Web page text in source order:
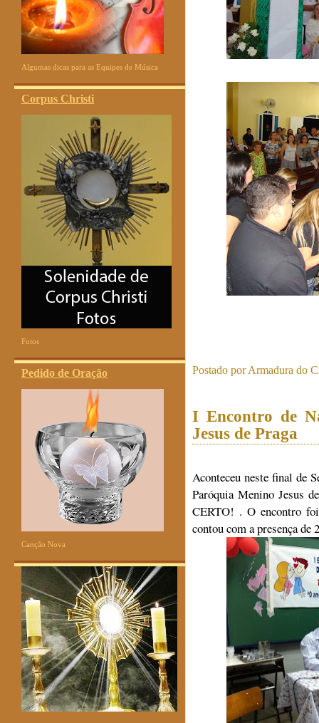
Algumas dicas para as Equipes de Música
Corpus Christi
Fotos
Pedido de Oração
Canção Nova
Postado porArmadura do
I Encontro de
Jesus de Praga
Aconteceu neste final de
Paróquia Menino Jesus
CERTO! . O encontro
contou com a presença de